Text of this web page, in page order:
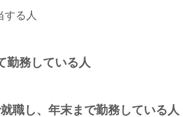
する人
勤務している人
職し、年末まで勤務している人